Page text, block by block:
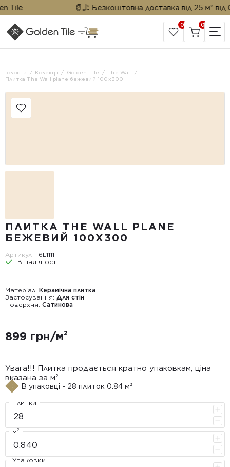
Безкоштовна доставка від 25 м² від
САЙТ КОМПАНІЇ
0 0
Головна Колекції Golden Tile
The Wall
Плитка The Wall plane бежевий 100x300
ПЛИТКА THE WALL PLANE
БЕЖЕВИЙ 100X300
Артикул - 6L1111
В наявності
Матеріал: Керамічна плитка
Застосування: Для стін
Поверхня: Сатинова
899 грн/м²
Увага!!! Плитка продається кратно упаковкам, ціна
вказана за м²
В упаковці - 28 плиток 0.84 м²
Плитки
м²
Упаковки